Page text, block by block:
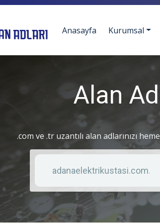
Anasayfa Kurumsal
Alan
.com ve .tr uzantılı alan adlarınızı
Anahtar kelime
Liste türü